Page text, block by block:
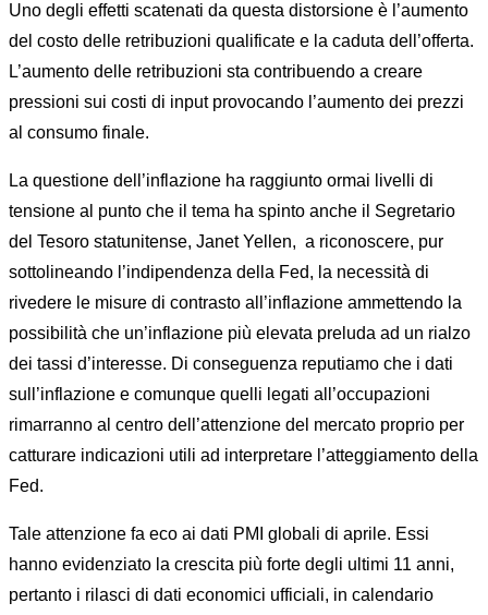
Uno degli effetti scatenati da questa distorsione è l’aumento
del costo delle retribuzioni qualificate e la caduta dell’offerta.
L’aumento delle retribuzioni sta contribuendo a creare
pressioni sui costi di input provocando l’aumento dei prezzi
al consumo finale.
La questione dell’inflazione ha raggiunto ormai livelli di
tensione al punto che il tema ha spinto anche il Segretario
del Tesoro statunitense, Janet Yellen, a riconoscere, pur
sottolineando l’indipendenza della Fed, la necessità di
rivedere le misure di contrasto all’inflazione ammettendo la
possibilità che un’inflazione più elevata preluda ad un rialzo
dei tassi d’interesse. Di conseguenza reputiamo che i dati
sull’inflazione e comunque quelli legati all’occupazioni
rimarranno al centro dell’attenzione del mercato proprio per
catturare indicazioni utili ad interpretare l’atteggiamento della
Fed.
Tale attenzione fa eco ai dati PMI globali di aprile. Essi
hanno evidenziato la crescita più forte degli ultimi 11 anni,
pertanto i rilasci di dati economici ufficiali, in calendario